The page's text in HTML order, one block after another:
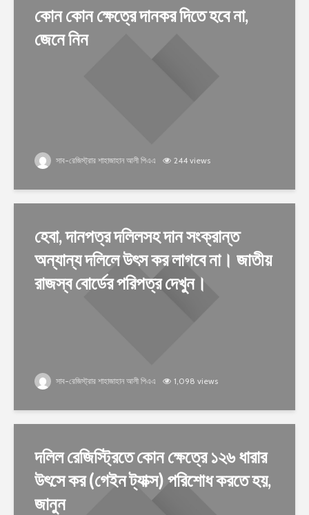
কোন কোন ক্ষেত্রে দানকর দিতে হবে না,
জেনে নিন
সাব-রেজিস্ট্রার শাহাজাহান আলী পিএএ 244 views
হেবা, দানপত্র দলিলসহ দান সংক্রান্ত
অন্যান্য দলিলে উৎস কর লাগবে না। জাতীয়
রাজস্ব বোর্ডের পরিপত্র দেখুন।
সাব-রেজিস্ট্রার শাহাজাহান আলী পিএএ 1,098 views
দলিল রেজিস্ট্রিতে কোন ক্ষেত্রে ১২৬ ধারার
উৎসে কর (গেইন ট্যাক্স) পরিশোধ করতে হয়,
জানুন